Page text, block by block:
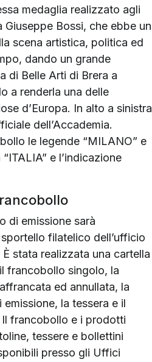
medaglia realizzato agli
Giuseppe Bossi, che ebbe un
scena artistica, politica ed
dando un grande
di Belle Arti di Brera a
a renderla una delle
d’Europa. In alto a sinistra
dell’Accademia.
le legende “MILANO” e
e l’indicazione
di emissione sarà
filatelico dell’ufficio
stata realizzata una cartella
francobollo singolo, la
ed annullata, la
la tessera e il
francobollo e i prodotti
tessere e bollettini
presso gli Uffici